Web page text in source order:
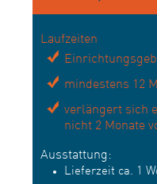
Laufzeiten
mindestens 12
verlängert sich
nicht 2 Monate
Ausstattung:
Lieferzeit ca. 1